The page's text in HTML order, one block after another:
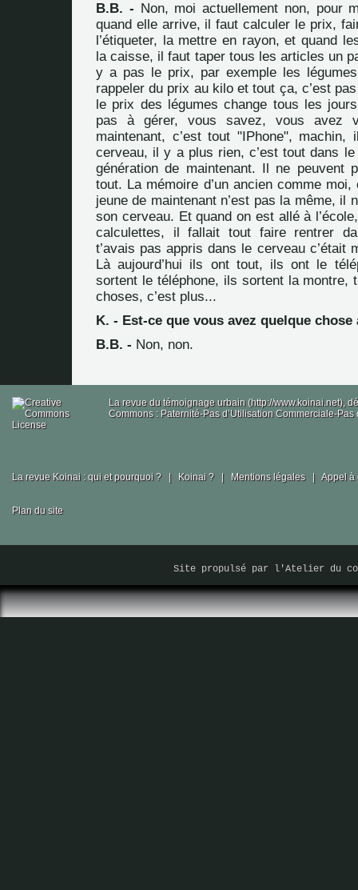
B.B. - Non, moi actuellement non, pour
quand elle arrive, il faut calculer le prix,
l’étiqueter, la mettre en rayon, et quand
la caisse, il faut taper tous les articles un
y a pas le prix, par exemple les
rappeler du prix au kilo et tout ça, c’est
le prix des légumes change tous les
pas à gérer, vous savez, vous avez
maintenant, c’est tout "IPhone",
cerveau, il y a plus rien, c’est tout dans le
génération de maintenant. Il ne peuvent
tout. La mémoire d’un ancien comme moi,
jeune de maintenant n’est pas la même, il
son cerveau. Et quand on est allé à
calculettes, il fallait tout faire rentrer
t’avais pas appris dans le cerveau c’était
Là aujourd’hui ils ont tout, ils ont le
sortent le téléphone, ils sortent la montre,
choses, c’est plus...
K. - Est-ce que vous avez quelque
B.B. - Non, non.
La revue du témoignage urbain (http://www.koinai.net),
Commons : Paternité-Pas d’Utilisation Commerciale-
La revue Koinai : qui et pourquoi ? | Koinai ? | Mentions légales | Appel à
Plan du site
Site propulsé par l'Atelier du